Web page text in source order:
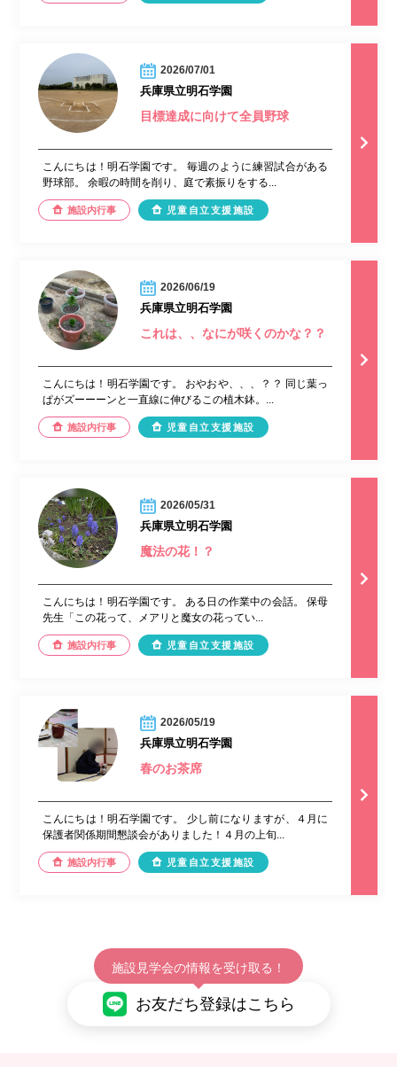
2026/07/01
兵庫県立明石学園
目標達成に向けて全員野球
こんにちは！明石学園です。 毎週のように練習試合がある
野球部。 余暇の時間を削り、庭で素振りをする...
施設内行事 児童自立支援施設
2026/06/19
兵庫県立明石学園
これは、、なにが咲くのかな？？
こんにちは！明石学園です。 おやおや、、、？？ 同じ葉っ
ぱがズーーーンと一直線に伸びるこの植木鉢。...
施設内行事 児童自立支援施設
2026/05/31
兵庫県立明石学園
魔法の花！？
こんにちは！明石学園です。 ある日の作業中の会話。 保母
先生「この花って、メアリと魔女の花ってい...
施設内行事 児童自立支援施設
2026/05/19
兵庫県立明石学園
春のお茶席
こんにちは！明石学園です。 少し前になりますが、４月に
保護者関係期間懇談会がありました！４月の上旬...
施設内行事 児童自立支援施設
施設見学会の情報を受け取る！
お友だち登録はこちら